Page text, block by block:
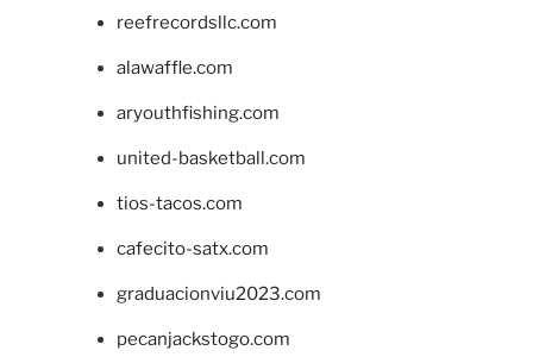
reefrecordsllc.com
alawaffle.com
aryouthfishing.com
united-basketball.com
tios-tacos.com
cafecito-satx.com
graduacionviu2023.com
pecanjackstogo.com